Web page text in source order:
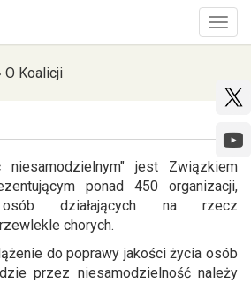
O Koalicji
niesamodzielnym" jest Związkiem
ponad 450 organizacji,
działających na rzecz
chorych.
do poprawy jakości życia osób
przez niesamodzielność należy